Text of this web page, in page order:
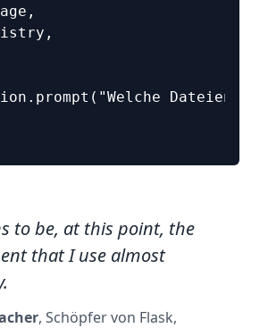
Dateien
to be, at this point, the
that I use almost
, Schöpfer von Flask,